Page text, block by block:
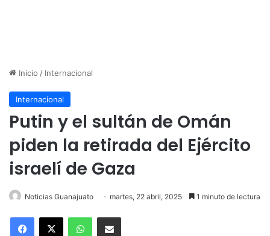
Inicio / Internacional
Internacional
Putin y el sultán de Omán
piden la retirada del Ejército
israelí de Gaza
Noticias Guanajuato martes, 22 abril, 2025 1 minuto de lectura